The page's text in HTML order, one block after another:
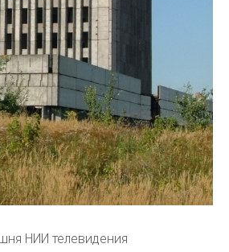
НИИ телевидения